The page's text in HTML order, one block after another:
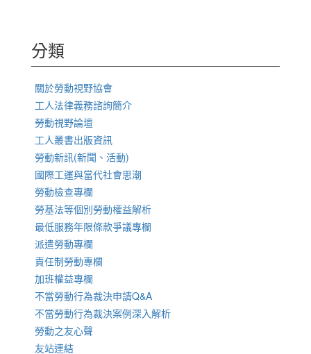
分類
關於勞動視野協會
工人法律義務諮詢簡介
勞動視野論壇
工人叢書出版資訊
勞動新訊(新聞、活動)
國際工運與當代社會思潮
勞動檢查專欄
勞基法等個別勞動權益解析
最低服務年限條款爭議專欄
派遣勞動專欄
責任制勞動專欄
加班權益專欄
不當勞動行為裁決申請Q&A
不當勞動行為裁決案例深入解析
勞動之友心聲
友站連結